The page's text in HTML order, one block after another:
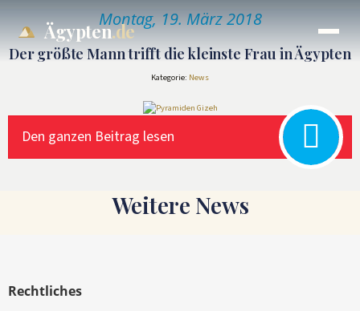
Ägypten.de
Montag, 19. März 2018
Der größte Mann trifft die kleinste Frau in Ägypten
Kategorie: News
Den ganzen Beitrag lesen
Weitere News
Rechtliches